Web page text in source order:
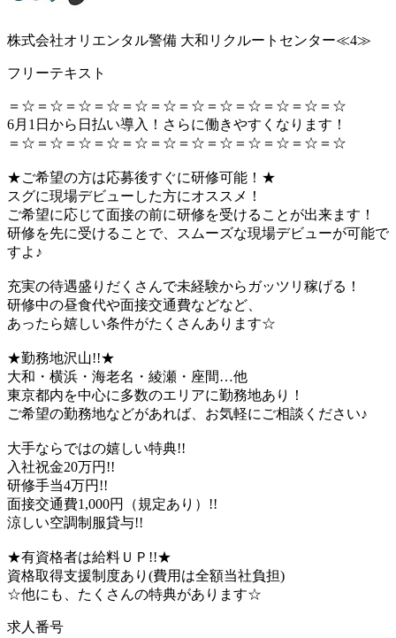
株式会社オリエンタル警備 大和リクルートセンター≪4≫
フリーテキスト
＝☆＝☆＝☆＝☆＝☆＝☆＝☆＝☆＝☆＝☆＝☆＝☆
6月1日から日払い導入！さらに働きやすくなります！
＝☆＝☆＝☆＝☆＝☆＝☆＝☆＝☆＝☆＝☆＝☆＝☆
★ご希望の方は応募後すぐに研修可能！★
スグに現場デビューした方にオススメ！
ご希望に応じて面接の前に研修を受けることが出来ます！
研修を先に受けることで、スムーズな現場デビューが可能で
すよ♪
充実の待遇盛りだくさんで未経験からガッツリ稼げる！
研修中の昼食代や面接交通費などなど、
あったら嬉しい条件がたくさんあります☆
★勤務地沢山!!★
大和・横浜・海老名・綾瀬・座間…他
東京都内を中心に多数のエリアに勤務地あり！
ご希望の勤務地などがあれば、お気軽にご相談ください♪
大手ならではの嬉しい特典!!
入社祝金20万円!!
研修手当4万円!!
面接交通費1,000円（規定あり）!!
涼しい空調制服貸与!!
★有資格者は給料ＵＰ!!★
資格取得支援制度あり(費用は全額当社負担)
☆他にも、たくさんの特典があります☆
求人番号